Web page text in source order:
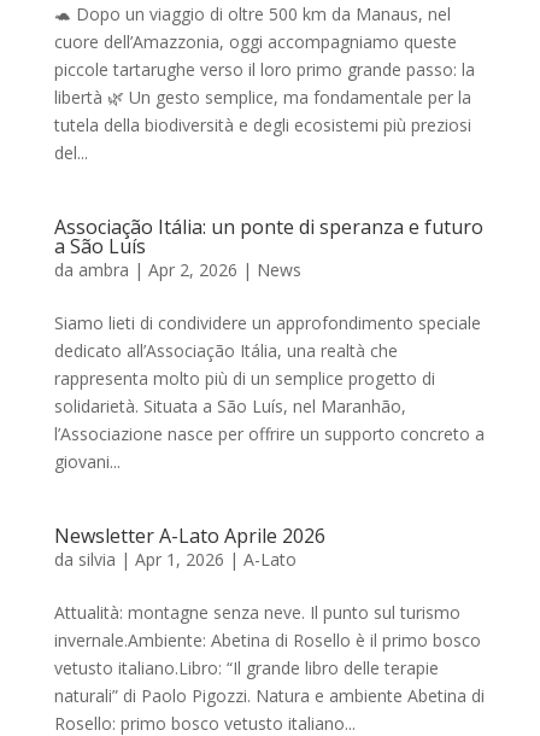
🐢 Dopo un viaggio di oltre 500 km da Manaus, nel
cuore dell’Amazzonia, oggi accompagniamo queste
piccole tartarughe verso il loro primo grande passo: la
libertà 🌿 Un gesto semplice, ma fondamentale per la
tutela della biodiversità e degli ecosistemi più preziosi
del...
Associação Itália: un ponte di speranza e futuro
a São Luís
da ambra | Apr 2, 2026 | News
Siamo lieti di condividere un approfondimento speciale
dedicato all’Associação Itália, una realtà che
rappresenta molto più di un semplice progetto di
solidarietà. Situata a São Luís, nel Maranhão,
l’Associazione nasce per offrire un supporto concreto a
giovani...
Newsletter A-Lato Aprile 2026
da silvia | Apr 1, 2026 | A-Lato
Attualità: montagne senza neve. Il punto sul turismo
invernale.Ambiente: Abetina di Rosello è il primo bosco
vetusto italiano.Libro: “Il grande libro delle terapie
naturali” di Paolo Pigozzi. Natura e ambiente Abetina di
Rosello: primo bosco vetusto italiano...